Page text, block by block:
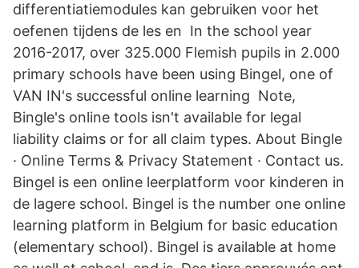
differentiatiemodules kan gebruiken voor het
oefenen tijdens de les en In the school year
2016-2017, over 325.000 Flemish pupils in 2.000
primary schools have been using Bingel, one of
VAN IN's successful online learning Note,
Bingle's online tools isn't available for legal
liability claims or for all claim types. About Bingle
· Online Terms & Privacy Statement · Contact us.
Bingel is een online leerplatform voor kinderen in
de lagere school. Bingel is the number one online
learning platform in Belgium for basic education
(elementary school). Bingel is available at home